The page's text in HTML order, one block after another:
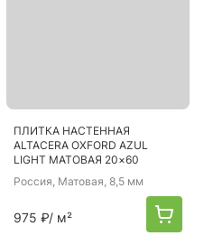
ПЛИТКА НАСТЕННАЯ
ALTACERA OXFORD AZUL
LIGHT МАТОВАЯ 20×60
Россия, Матовая, 8,5 мм
975 ₽/ м²